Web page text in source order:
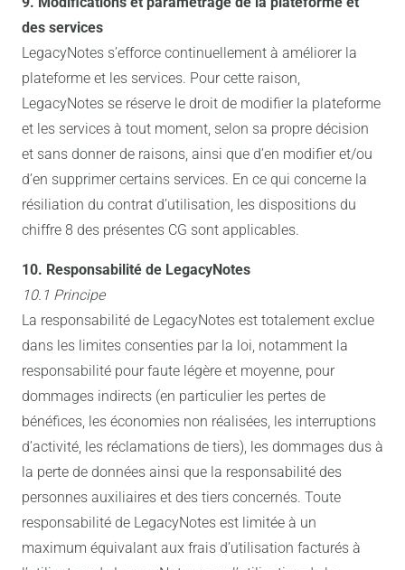
des services
LegacyNotes s’efforce continuellement à améliorer la
plateforme et les services. Pour cette raison,
LegacyNotes se réserve le droit de modifier la plateforme
et les services à tout moment, selon sa propre décision
et sans donner de raisons, ainsi que d’en modifier et/ou
d’en supprimer certains services. En ce qui concerne la
résiliation du contrat d’utilisation, les dispositions du
chiffre 8 des présentes CG sont applicables.
10. Responsabilité de LegacyNotes
10.1 Principe
La responsabilité de LegacyNotes est totalement exclue
dans les limites consenties par la loi, notamment la
responsabilité pour faute légère et moyenne, pour
dommages indirects (en particulier les pertes de
bénéfices, les économies non réalisées, les interruptions
d’activité, les réclamations de tiers), les dommages dus à
la perte de données ainsi que la responsabilité des
personnes auxiliaires et des tiers concernés. Toute
responsabilité de LegacyNotes est limitée à un
maximum équivalant aux frais d’utilisation facturés à